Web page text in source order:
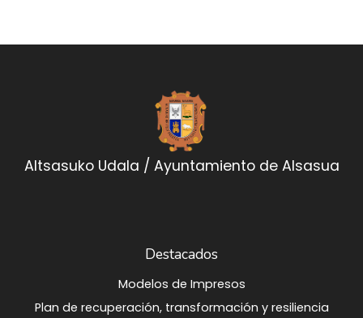
Altsasuko Udala / Ayuntamiento de Alsasua
Destacados
Modelos de Impresos
Plan de recuperación, transformación y resiliencia